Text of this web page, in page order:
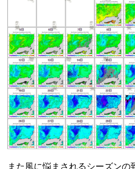
また風に悩まされるシーズンの